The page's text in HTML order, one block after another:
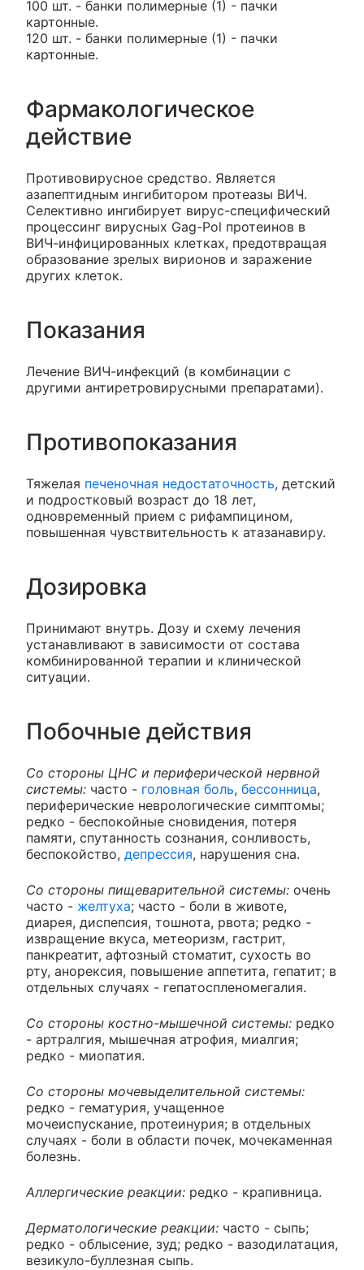
100 шт. - банки полимерные (1) - пачки
картонные.
120 шт. - банки полимерные (1) - пачки
картонные.
Фармакологическое
действие
Противовирусное средство. Является
азапептидным ингибитором протеазы ВИЧ.
Селективно ингибирует вирус-специфический
процессинг вирусных Gag-Pol протеинов в
ВИЧ-инфицированных клетках, предотвращая
образование зрелых вирионов и заражение
других клеток.
Показания
Лечение ВИЧ-инфекций (в комбинации с
другими антиретровирусными препаратами).
Противопоказания
Тяжелая печеночная недостаточность, детский
и подростковый возраст до 18 лет,
одновременный прием с рифампицином,
повышенная чувствительность к атазанавиру.
Дозировка
Принимают внутрь. Дозу и схему лечения
устанавливают в зависимости от состава
комбинированной терапии и клинической
ситуации.
Побочные действия
Со стороны ЦНС и периферической нервной
системы: часто - головная боль, бессонница,
периферические неврологические симптомы;
редко - беспокойные сновидения, потеря
памяти, спутанность сознания, сонливость,
беспокойство, депрессия, нарушения сна.
Со стороны пищеварительной системы: очень
часто - желтуха; часто - боли в животе,
диарея, диспепсия, тошнота, рвота; редко -
извращение вкуса, метеоризм, гастрит,
панкреатит, афтозный стоматит, сухость во
рту, анорексия, повышение аппетита, гепатит; в
отдельных случаях - гепатоспленомегалия.
Со стороны костно-мышечной системы: редко
- артралгия, мышечная атрофия, миалгия;
редко - миопатия.
Со стороны мочевыделительной системы:
редко - гематурия, учащенное
мочеиспускание, протеинурия; в отдельных
случаях - боли в области почек, мочекаменная
болезнь.
Аллергические реакции: редко - крапивница.
Дерматологические реакции: часто - сыпь;
редко - облысение, зуд; редко - вазодилатация,
везикуло-буллезная сыпь.